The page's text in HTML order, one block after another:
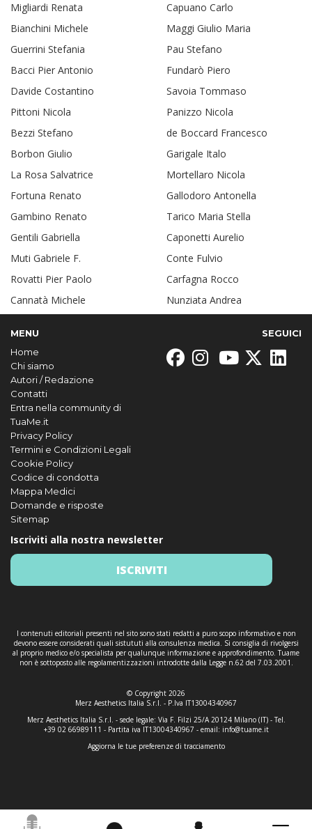
Migliardi Renata
Capuano Carlo
Bianchini Michele
Maggi Giulio Maria
Guerrini Stefania
Pau Stefano
Bacci Pier Antonio
Fundarò Piero
Davide Costantino
Savoia Tommaso
Pittoni Nicola
Panizzo Nicola
Bezzi Stefano
de Boccard Francesco
Borbon Giulio
Garigale Italo
La Rosa Salvatrice
Mortellaro Nicola
Fortuna Renato
Gallodoro Antonella
Gambino Renato
Tarico Maria Stella
Gentili Gabriella
Caponetti Aurelio
Muti Gabriele F.
Conte Fulvio
Rovatti Pier Paolo
Carfagna Rocco
Cannatà Michele
Nunziata Andrea
MENU
Home
Chi siamo
Autori / Redazione
Contatti
Entra nella community di
TuaMe.it
Privacy Policy
Termini e Condizioni Legali
Cookie Policy
Codice di condotta
Mappa Medici
Domande e risposte
Sitemap
SEGUICI
Iscriviti alla nostra newsletter
ISCRIVITI
I contenuti editoriali presenti nel sito sono stati redatti a puro scopo informativo e non
devono essere considerati quali sistututi alla consulenza medica. Si consiglia di rivolgersi
al proprio medico e/o specialista per qualunque informazione e approfondimento. Tuame
non è sottoposto alle regolamentizzazioni introdotte dalla Legge n.62 del 7.03.2001.
© Copyright 2026
Merz Aesthetics Italia S.r.l. - P.Iva IT13004340967
Merz Aesthetics Italia S.r.l. - sede legale: Via F. Filzi 25/A 20124 Milano (IT) - Tel.
+39 02 66989111 - Partita iva IT13004340967 - email: info@tuame.it
Aggiorna le tue preferenze di tracciamento